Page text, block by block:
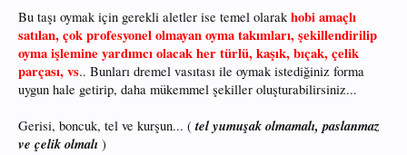
Bu taşı oymak için gerekli aletler ise temel olarakhobi amaçlı
satılan, çok profesyonel olmayan oyma takımları, şekillendirilip
oyma işlemine yardımcı olacak her türlü, kaşık, bıçak, çelik
parçası, vs.. Bunları dremel vasıtası ile oymak istediğiniz forma
uygun hale getirip, daha mükemmel şekiller oluşturabilirsiniz...
Gerisi, boncuk, tel ve kurşun... ( tel yumuşak olmamalı, paslanmaz
ve çelik olmalı )